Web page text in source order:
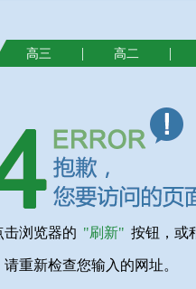
高三 | 高二 |
击浏览器的 "刷新" 按钮，或
重新检查您输入的网址。